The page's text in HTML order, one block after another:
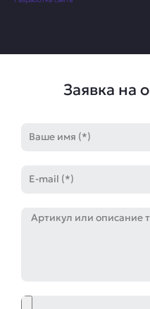
Заявка на
mail
Артикул
Файл